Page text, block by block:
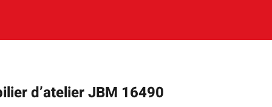
d’atelier JBM 16490